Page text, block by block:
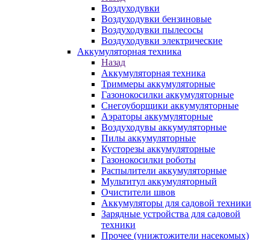
Воздуходувки
Воздуходувки бензиновые
Воздуходувки пылесосы
Воздуходувки электрические
Аккумуляторная техника
Назад
Аккумуляторная техника
Триммеры аккумуляторные
Газонокосилки аккумуляторные
Снегоуборщики аккумуляторные
Аэраторы аккумуляторные
Воздуходувы аккумуляторные
Пилы аккумуляторные
Кусторезы аккумуляторные
Газонокосилки роботы
Распылители аккумуляторные
Мультитул аккумуляторный
Очистители швов
Аккумуляторы для садовой техники
Зарядные устройства для садовой
техники
Прочее (унижтожители насекомых)